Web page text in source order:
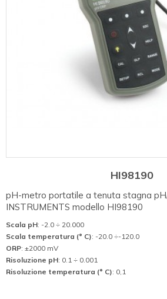
HI98190
pH-metro portatile a tenuta stagna
INSTRUMENTS modello HI98190
Scala pH: -2.0 ÷ 20.000
Scala temperatura (° C): -20.0 ÷-120.0
ORP: ±2000 mV
Risoluzione pH: 0.1 ÷ 0.001
Risoluzione temperatura (° C): 0,1